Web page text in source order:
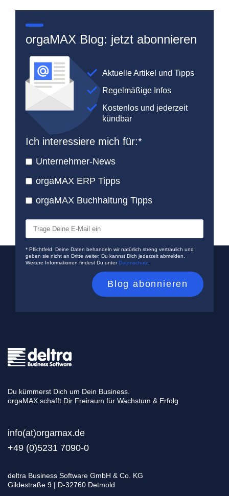
orgaMAX Blog: jetzt abonnieren
Aktuelle Artikel und Tipps
Regelmäßige Infos
Kostenlos und jederzeit
kündbar
Ich interessiere mich für:*
Unternehmer-News
orgaMAX ERP Tipps
orgaMAX Buchhaltung Tipps
* Pflichtfeld. Deine Daten behandeln wir natürlich streng vertraulich und
geben sie nicht an Dritte weiter. Du kannst Dich jederzeit abmelden.
Weitere Informationen findest Du unterDatenschutz
Du kümmerst Dich um Dein Business.
orgaMAX schafft Dir Freiraum für Wachstum & Erfolg.
info(at)orgamax.de
+49 (0)5231 7090-0
deltra Business Software GmbH & Co. KG
Gildestraße 9 | D-32760 Detmold